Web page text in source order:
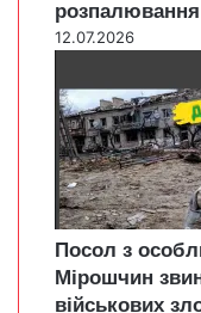
12.07.2026
Посол з
Мірошчин
військових